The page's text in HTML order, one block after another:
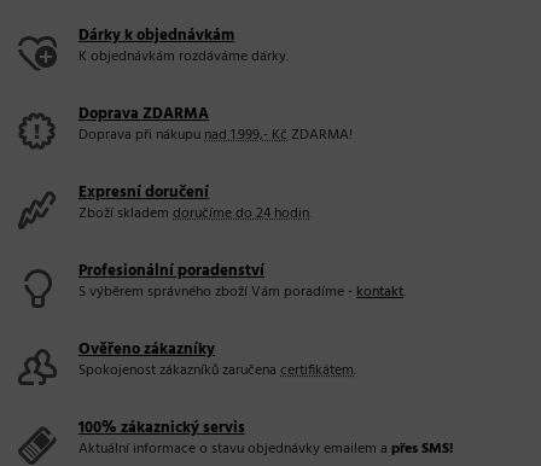
Dárky k objednávkám
K objednávkám rozdáváme dárky.
Doprava ZDARMA
Doprava při nákupunad 1.999,- KčZDARMA!
Expresní doručení
Zboží skladem doručíme do 24 hodin.
Profesionální poradenství
S výběrem správného zboží Vám poradíme -kontakt.
Ověřeno zákazníky
Spokojenost zákazníků zaručena certifikátem.
100% zákaznický servis
Aktuální informace o stavu objednávky emailem a přes SMS!